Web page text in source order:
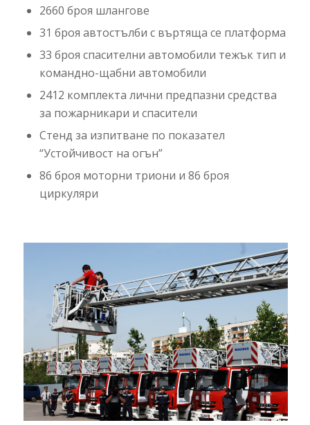
2660 броя шланговe
31 броя автостълби с въртяща се платформа
33 броя спасителни автомобили тежък тип и
командно-щабни автомобили
2412 комплекта лични предпазни средства
за пожарникари и спасители
Стенд за изпитване по показател
“Устойчивост на огън”
86 броя моторни триони и 86 броя
циркуляри